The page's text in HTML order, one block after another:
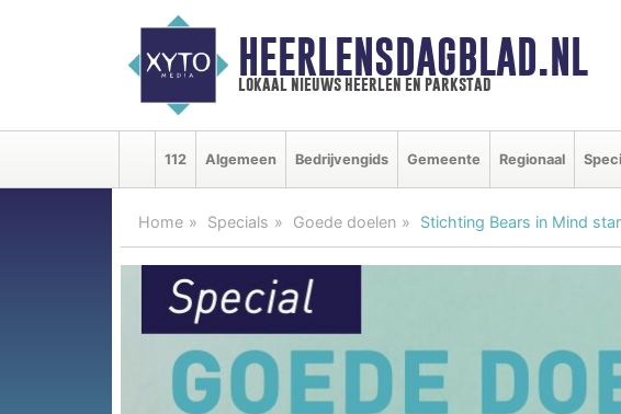
HEERLENSDAGBLAD.NL
lokaal nieuws heerlen en parkstad
112 Algemeen Bedrijvengids Gemeente Regionaal
Home Specials Goede doelen Stichting Bears in Mind